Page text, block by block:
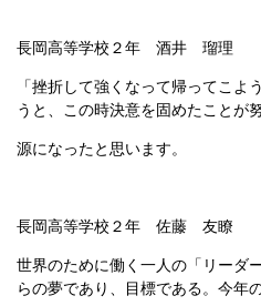
長岡高等学校２年 酒井 瑠理
「挫折して強くなって帰ってこよ
うと、この時決意を固めたことが
源になったと思います。
長岡高等学校２年 佐藤 友瞭
世界のために働く一人の「リーダ
らの夢であり、目標である。今年